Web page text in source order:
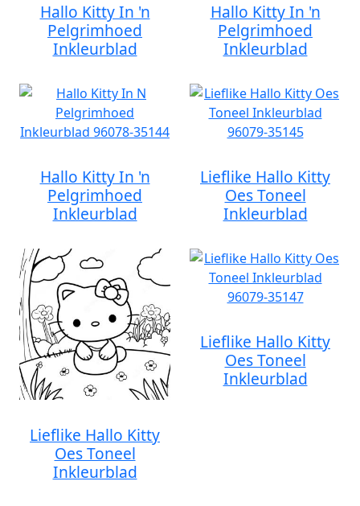
Hallo Kitty In 'n
Pelgrimhoed
Inkleurblad
Hallo Kitty In 'n
Pelgrimhoed
Inkleurblad
Hallo Kitty In 'n
Pelgrimhoed
Inkleurblad
Lieflike Hallo Kitty
Oes Toneel
Inkleurblad
Lieflike Hallo Kitty
Oes Toneel
Inkleurblad
Lieflike Hallo Kitty
Oes Toneel
Inkleurblad